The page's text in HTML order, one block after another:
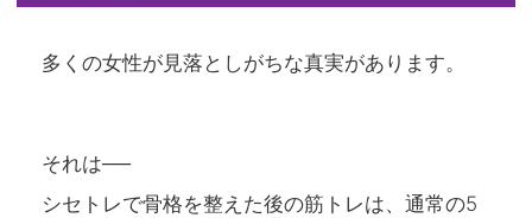
多くの女性が見落としがちな真実があります。
それは──
シセトレで骨格を整えた後の筋トレは、通常の5